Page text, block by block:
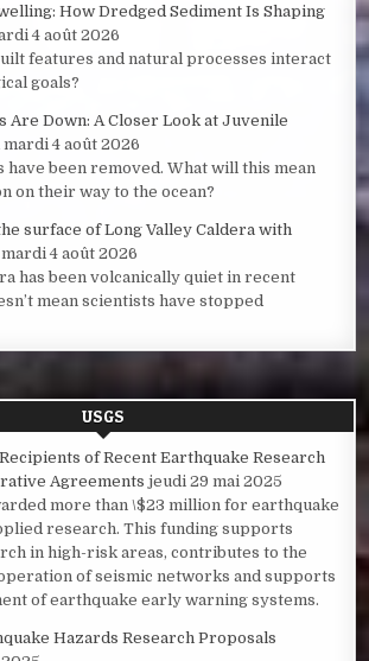
How Dredged Sediment Is Shaping
4 août 2026
features and natural processes interact
goals?
Are Down: A Closer Look at Juvenile
mardi 4 août 2026
have been removed. What will this mean
on their way to the ocean?
surface of Long Valley Caldera with
mardi 4 août 2026
has been volcanically quiet in recent
mean scientists have stopped
USGS
of Recent Earthquake Research
Agreements jeudi 29 mai 2025
more than \$23 million for earthquake
research. This funding supports
in high-risk areas, contributes to the
of seismic networks and supports
of earthquake early warning systems.
Hazards Research Proposals